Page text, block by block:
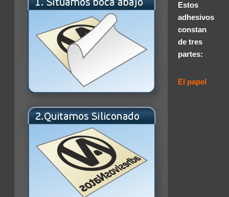
Estos
adhesivos
constan
de tres
partes:
El papel